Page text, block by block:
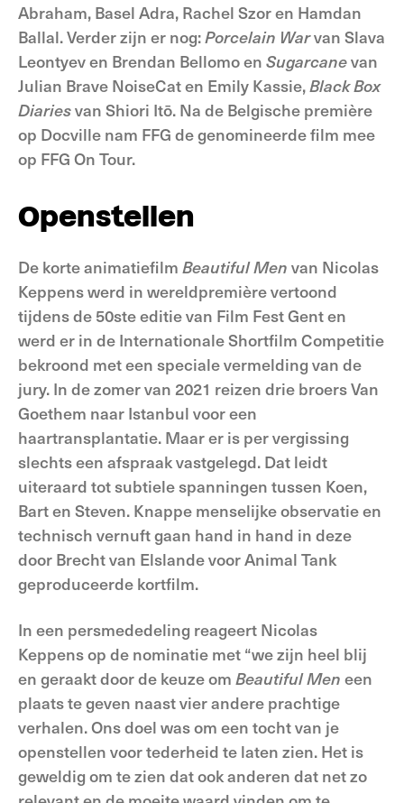
Abraham, Basel Adra, Rachel Szor en Hamdan
Ballal. Verder zijn er nog:Porcelain Warvan Slava
Leontyev en Brendan Bellomo en Sugarcanevan
Julian Brave NoiseCat en Emily Kassie,Black Box
Diariesvan Shiori Itō. Na de Belgische première
op Docville nam FFG de genomineerde film mee
op FFG On Tour.
Openstellen
De korte animatiefilm Beautiful Men van Nicolas
Keppens werd in wereldpremière vertoond
tijdens de 50ste editie van Film Fest Gent en
werd er in de Internationale Shortfilm Competitie
bekroond met een speciale vermelding van de
jury. In de zomer van 2021 reizen drie broers Van
Goethem naar Istanbul voor een
haartransplantatie. Maar er is per vergissing
slechts een afspraak vastgelegd. Dat leidt
uiteraard tot subtiele spanningen tussen Koen,
Bart en Steven. Knappe menselijke observatie en
technisch vernuft gaan hand in hand in deze
door Brecht van Elslande voor Animal Tank
geproduceerde kortfilm.
In een persmededeling reageert Nicolas
Keppens op de nominatie met “we zijn heel blij
en geraakt door de keuze om BeautifulMen een
plaats te geven naast vier andere prachtige
verhalen. Ons doel was om een tocht van je
openstellen voor tederheid te laten zien. Het is
geweldig om te zien dat ook anderen dat net zo